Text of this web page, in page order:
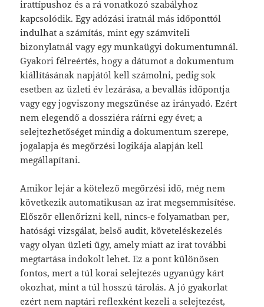
irattípushoz és a rá vonatkozó szabályhoz
kapcsolódik. Egy adózási iratnál más időponttól
indulhat a számítás, mint egy számviteli
bizonylatnál vagy egy munkaügyi dokumentumnál.
Gyakori félreértés, hogy a dátumot a dokumentum
kiállításának napjától kell számolni, pedig sok
esetben az üzleti év lezárása, a bevallás időpontja
vagy egy jogviszony megszűnése az irányadó. Ezért
nem elegendő a dossziéra ráírni egy évet; a
selejtezhetőséget mindig a dokumentum szerepe,
jogalapja és megőrzési logikája alapján kell
megállapítani.
Amikor lejár a kötelező megőrzési idő, még nem
következik automatikusan az irat megsemmisítése.
Először ellenőrizni kell, nincs-e folyamatban per,
hatósági vizsgálat, belső audit, követeléskezelés
vagy olyan üzleti ügy, amely miatt az irat további
megtartása indokolt lehet. Ez a pont különösen
fontos, mert a túl korai selejtezés ugyanúgy kárt
okozhat, mint a túl hosszú tárolás. A jó gyakorlat
ezért nem naptári reflexként kezeli a selejtezést,